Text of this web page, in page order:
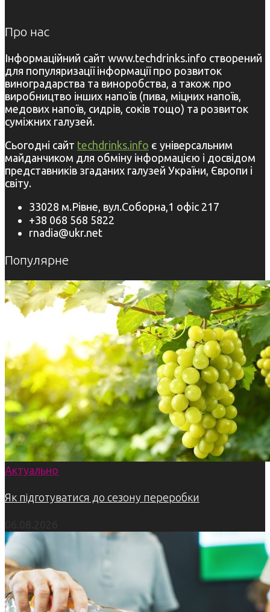
Про нас
Інформаційний сайт www.techdrinks.info створений
для популяризації інформації про розвиток
виноградарства та виноробства, а також про
виробництво інших напоїв (пива, міцних напоїв,
медових напоїв, сидрів, соків тощо) та розвиток
суміжних галузей.
Сьогодні сайт techdrinks.info є універсальним
майданчиком для обміну інформацією і досвідом
представників згаданих галузей України, Європи і
світу.
33028 м.Рівне, вул.Соборна,1 офіс 217
+38 068 568 5822
rnadia@ukr.net
Популярне
Актуально
Як підготуватися до сезону переробки